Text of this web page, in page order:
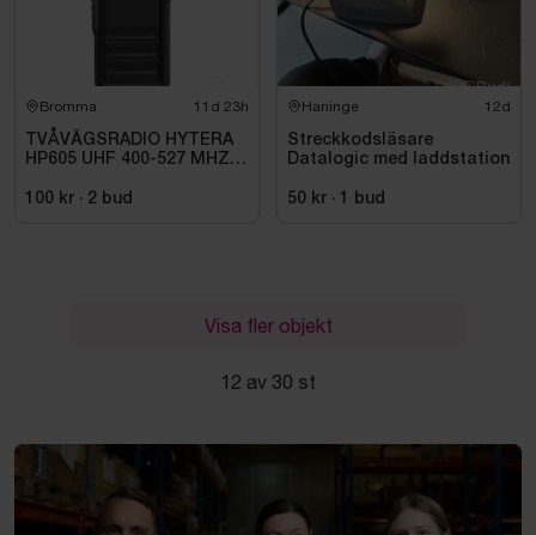
Bromma 11d 23h
TVÅVÄGSRADIO HYTERA
HP605 UHF 400-527 MHZ
100 kr · 2 bud
Haninge 12d
Streckkodsläsare
Datalogic med laddstation
50 kr · bud
Visa fler objekt
12 av 30 st